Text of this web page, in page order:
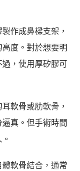
作成鼻樑支架，
度。對於想要明
，使用厚矽膠可
軟骨或肋軟骨，
真。但手術時間
軟骨結合，通常